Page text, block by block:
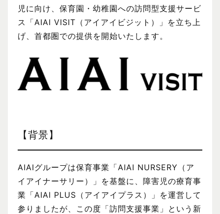
児に向け、保育園・幼稚園への訪問型支援サービ
ス「AIAI VISIT（アイアイビジット）」を立ち上
げ、首都圏での提供を開始いたします。
【背景】
AIAIグループは保育事業「AIAI NURSERY（ア
イアイナーサリー）」を基盤に、障害児の療育事
業「AIAI PLUS（アイアイプラス）」を運営して
参りましたが、この度「訪問支援事業」という新